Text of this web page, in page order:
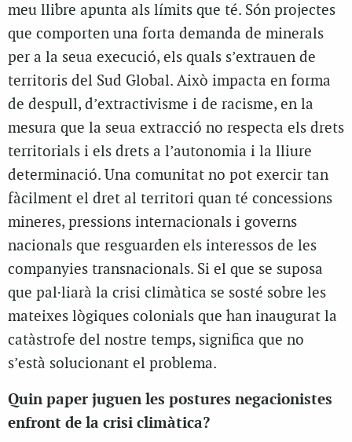
meu llibre apunta als límits que té. Són projectes
que comporten una forta demanda de minerals
per a la seua execució, els quals s’extrauen de
territoris del Sud Global. Això impacta en forma
de despull, d’extractivisme i de racisme, en la
mesura que la seua extracció no respecta els drets
territorials i els drets a l’autonomia i la lliure
determinació. Una comunitat no pot exercir tan
fàcilment el dret al territori quan té concessions
mineres, pressions internacionals i governs
nacionals que resguarden els interessos de les
companyies transnacionals. Si el que se suposa
que pal·liarà la crisi climàtica se sosté sobre les
mateixes lògiques colonials que han inaugurat la
catàstrofe del nostre temps, significa que no
s’està solucionant el problema.
Quin paper juguen les postures negacionistes
enfront de la crisi climàtica?